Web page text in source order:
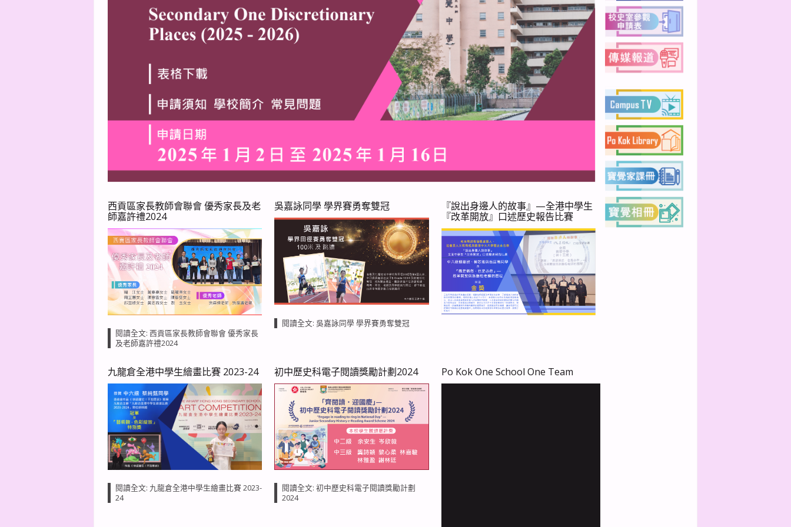
西貢區家長教師會聯會 優秀家長及老
師嘉許禮2024
閱讀全文: 西貢區家長教師會聯會 優秀家長
及老師嘉許禮2024
吳嘉詠同學 學界賽勇奪雙冠
閱讀全文: 吳嘉詠同學 學界賽勇奪雙冠
『說出身邊人的故事』—全港中學生
『改革開放』口述歷史報告比賽
九龍倉全港中學生繪畫比賽 2023-24
閱讀全文: 九龍倉全港中學生繪畫比賽 2023-
24
初中歷史科電子閱讀獎勵計劃2024
閱讀全文: 初中歷史科電子閱讀獎勵計劃
2024
Po Kok One School One Team